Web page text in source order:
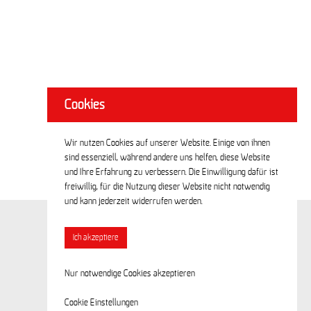
Cookies
Wir nutzen Cookies auf unserer Website. Einige von ihnen
sind essenziell, während andere uns helfen, diese Website
und Ihre Erfahrung zu verbessern. Die Einwilligung dafür ist
freiwillig, für die Nutzung dieser Website nicht notwendig
und kann jederzeit widerrufen werden.
Ich akzeptiere
Nur notwendige Cookies akzeptieren
Cookie Einstellungen